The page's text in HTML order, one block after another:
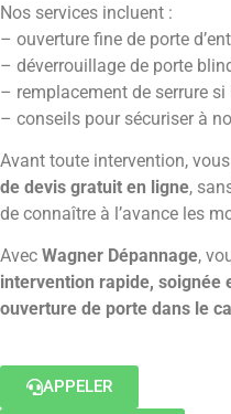
Nos services incluent :
– ouverture fine de porte
– déverrouillage de porte
– remplacement de serrure si
– conseils pour sécuriser à
Avant toute intervention,
de devis gratuit en ligne,
de connaître à l’avance les
Avec Wagner Dépannage,
intervention rapide, soignée
ouverture de porte dans le
APPELER